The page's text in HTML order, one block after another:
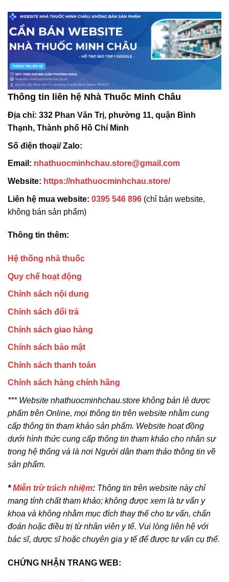
Thông tin liên hệ Nhà Thuốc Minh Châu
Địa chỉ: 332 Phan Văn Trị, phường 11, quận Bình
Thạnh, Thành phố Hồ Chí Minh
Số điện thoại/ Zalo:
Email: nhathuocminhchau.store@gmail.com
Website: https://nhathuocminhchau.store/
Liên hệ mua website: 0395 546 896 (chỉ bán website,
không bán sản phẩm)
Thông tin thêm:
Hệ thống nhà thuốc
Quy chế hoạt động
Chính sách nội dung
Chính sách đổi trả
Chính sách giao hàng
Chính sách bảo mật
Chính sách thanh toán
Chính sách hàng chính hãng
*** Website nhathuocminhchau.store không bán lẻ dược
phẩm trên Online, mọi thông tin trên website nhằm cung
cấp thông tin tham khảo sản phẩm. Website hoạt đồng
dưới hình thức cung cấp thông tin tham khảo cho nhân sự
trong hệ thống và là nơi Người dân tham thảo thông tin về
sản phẩm.
*Miễn trừ trách nhiệm: Thông tin trên website này chỉ
mang tính chất tham khảo; không được xem là tư vấn y
khoa và không nhằm mục đích thay thế cho tư vấn, chẩn
đoán hoặc điều trị từ nhân viên y tế. Vui lòng liên hệ với
bác sĩ, dược sĩ hoặc chuyên gia y tế để được tư vấn cụ thể.
CHỨNG NHẬN TRANG WEB: